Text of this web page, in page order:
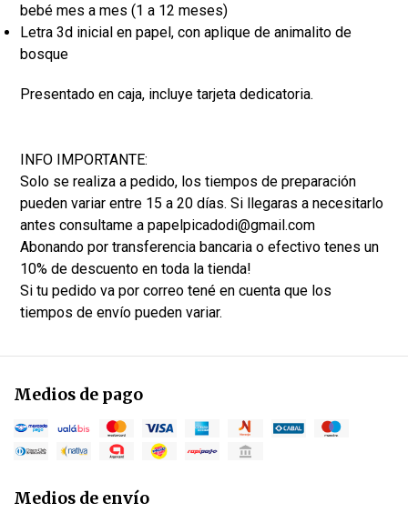
bebé mes a mes (1 a 12 meses)
Letra 3d inicial en papel, con aplique de animalito de
bosque
Presentado en caja, incluye tarjeta dedicatoria.
INFO IMPORTANTE:
Solo se realiza a pedido, los tiempos de preparación
pueden variar entre 15 a 20 días. Si llegaras a necesitarlo
antes consultame a papelpicadodi@gmail.com
Abonando por transferencia bancaria o efectivo tenes un
10% de descuento en toda la tienda!
Si tu pedido va por correo tené en cuenta que los
tiempos de envío pueden variar.
Medios de pago
Medios de envío